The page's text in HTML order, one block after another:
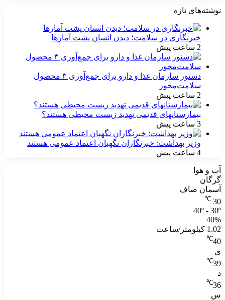
نوشته‌های تازه
خبرنگاری در سلامت؛ دیدن انسان پشت آمارها
2 ساعت پیش
دستور سازمان غذا و دارو برای جمع‌آوری ۳ محصول
سلامت‌محور
2 ساعت پیش
بیمارستانهای قدیمی تهدید زیست محیطی هستند؟
3 ساعت پیش
وزیر بهداشت: خبرنگاران نگهبان اعتماد عمومی هستند
4 ساعت پیش
آب و هوا
گرگان
آسمان صاف
30
℃
40º - 30º
40%
1.02 کیلومتر/ساعت
40
℃
ی
39
℃
د
36
℃
س